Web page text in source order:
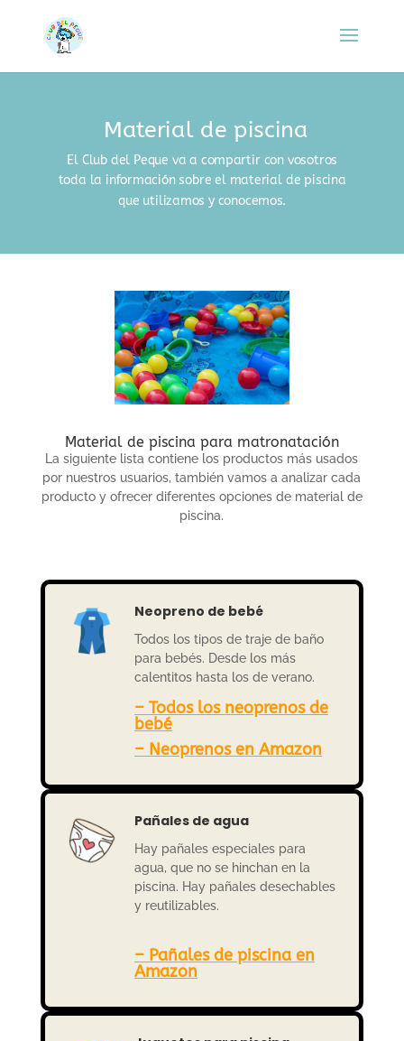
Material de piscina
El Club del Peque va a compartir con vosotros
toda la información sobre el material de piscina
que utilizamos y conocemos.
Material de piscina para matronatación
La siguiente lista contiene los productos más usados
por nuestros usuarios, también vamos a analizar cada
producto y ofrecer diferentes opciones de material de
piscina.
Neopreno de bebé
Todos los tipos de traje de baño
para bebés. Desde los más
calentitos hasta los de verano.
– Todos los neoprenos de
bebé
– Neoprenos en Amazon
Pañales de agua
Hay pañales especiales para
agua, que no se hinchan en la
piscina. Hay pañales desechables
y reutilizables.
– Pañales de piscina en
Amazon